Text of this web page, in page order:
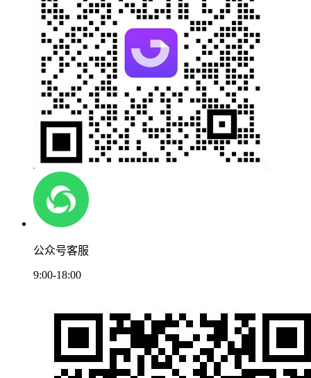
公众号客服
9:00-18:00